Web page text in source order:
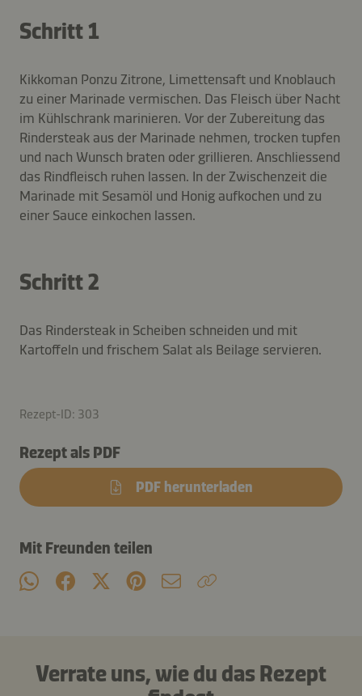
Schritt 1
Kikkoman Ponzu Zitrone, Limettensaft und Knoblauch
zu einer Marinade vermischen. Das Fleisch über Nacht
im Kühlschrank marinieren. Vor der Zubereitung das
Rindersteak aus der Marinade nehmen, trocken tupfen
und nach Wunsch braten oder grillieren. Anschliessend
das Rindfleisch ruhen lassen. In der Zwischenzeit die
Marinade mit Sesamöl und Honig aufkochen und zu
einer Sauce einkochen lassen.
Schritt 2
Das Rindersteak in Scheiben schneiden und mit
Kartoffeln und frischem Salat als Beilage servieren.
Rezept-ID: 303
Rezept als PDF
PDF herunterladen
Mit Freunden teilen
Verrate uns, wie du das Rezept